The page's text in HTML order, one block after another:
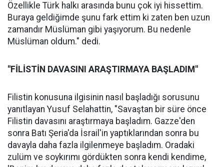
Özellikle Türk halkı arasında bunu çok iyi hissettim.
Buraya geldiğimde şunu fark ettim ki zaten ben uzun
zamandır Müslüman gibi yaşıyorum. Bu nedenle
Müslüman oldum." dedi.
"FİLİSTİN DAVASINI ARAŞTIRMAYA BAŞLADIM"
Filistin konusuna ilgisinin nasıl başladığı sorusunu
yanıtlayan Yusuf Selahattin, "Savaştan bir süre önce
Filistin davasını araştırmaya başladım. Gazze'den
sonra Batı Şeria'da İsrail'in yaptıklarından sonra bu
davayla daha fazla ilgilenmeye başladım. Oradaki
zulüm ve soykırımı gördükten sonra kendi kendime,